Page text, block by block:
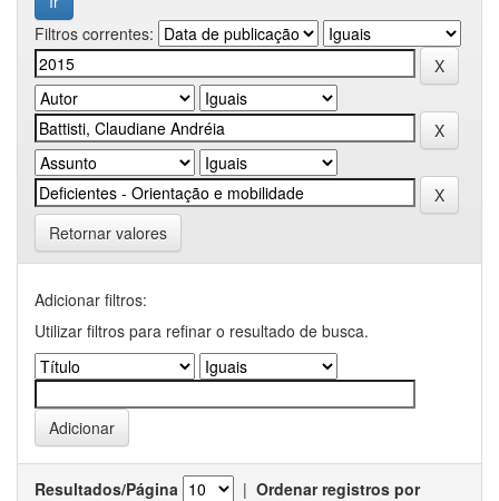
Filtros correntes:
Retornar valores
Adicionar filtros:
Utilizar filtros para refinar o resultado de busca.
Resultados/Página | Ordenar registros por